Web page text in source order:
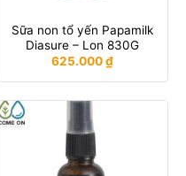
Sữa non tổ yến Papamilk
Diasure – Lon 830G
625.000₫